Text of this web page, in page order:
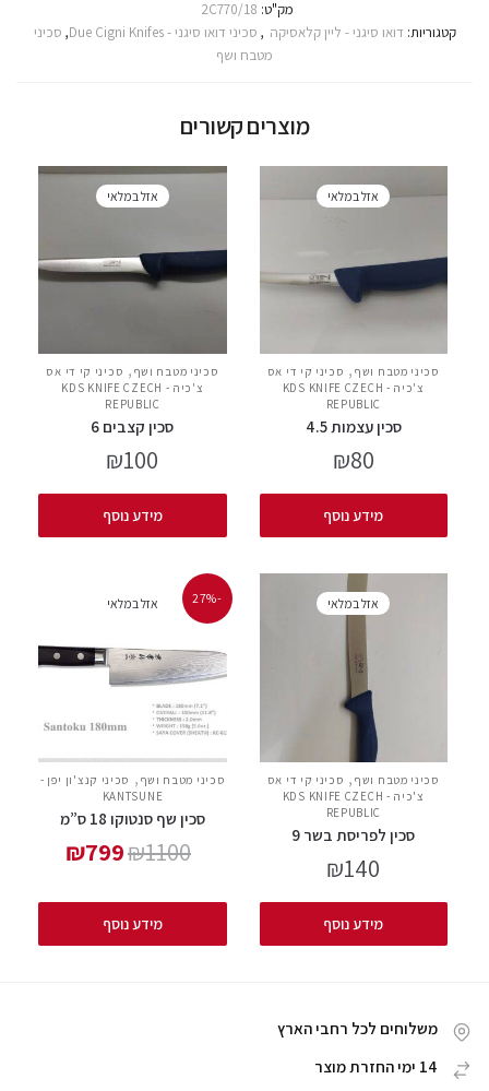
מק"ט: 2C770/18
קטגוריות: דואו סיגני - ליין קלאסיקה , סכיני דואו סיגני - Due Cigni Knifes , סכיני
מטבח ושף
מוצרים קשורים
אזל במלאי
סכיני מטבח ושף , סכיני קי די אס
צ'כיה - KDS KNIFE CZECH
REPUBLIC
סכין עצמות 4.5
₪80
מידע נוסף
אזל במלאי
סכיני מטבח ושף , סכיני קי די אס
צ'כיה - KDS KNIFE CZECH
REPUBLIC
סכין קצבים 6
₪100
מידע נוסף
אזל במלאי
סכיני מטבח ושף , סכיני קי די אס
צ'כיה - KDS KNIFE CZECH
REPUBLIC
סכין לפריסת בשר 9
₪140
מידע נוסף
-27% אזל במלאי
סכיני מטבח ושף , סכיני קנצ'ון יפן -
KANTSUNE
סכין שף סנטוקו 18 ס”מ
₪1100
₪799
מידע נוסף
משלוחים לכל רחבי הארץ
14 ימי החזרת מוצר